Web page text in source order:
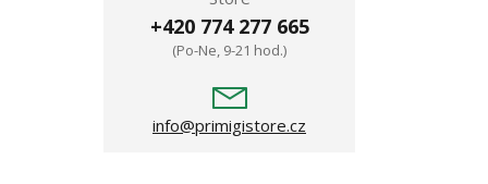
+420 774 277 665
(Po-Ne, 9-21 hod.)
info@primigistore.cz